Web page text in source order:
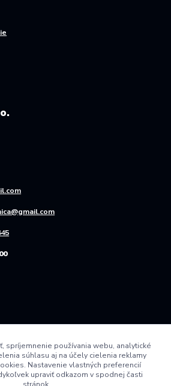
spríjemnenie používania webu, analytické
súhlasu aj na účely cielenia reklamy
Nastavenie vlastných preferencií
upraviť odkazom v spodnej časti
stránok.